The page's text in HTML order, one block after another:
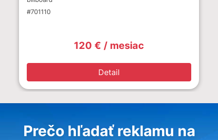
#701110
120 € / mesiac
Detail
Prečo hľadať reklamu na